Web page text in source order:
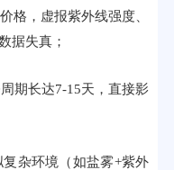
格，虚报紫外线强度、
据失真；
期长达7-15天，直接影
复杂环境（如盐雾+紫外